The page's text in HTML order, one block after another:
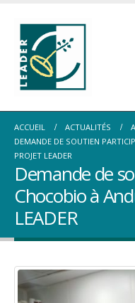
ACCUEIL ACTUALITÉS
DEMANDE DE SOUTIEN
PROJET LEADER
Demande de
Chocobio à
LEADER